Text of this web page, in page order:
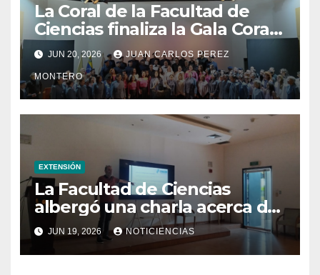
La Coral de la Facultad de
Ciencias finaliza la Gala Coral
UCVista con el segundo
concierto en homenaje al
centenario del natalicio de
Modesta Bor
JUN 20, 2026 JUAN CARLOS PEREZ
MONTERO
EXTENSIÓN
La Facultad de Ciencias
albergó una charla acerca de
la transformación hacia la
refrigeración sostenible
JUN 19, 2026 NOTICIENCIAS